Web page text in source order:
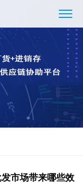
市场带来哪些效